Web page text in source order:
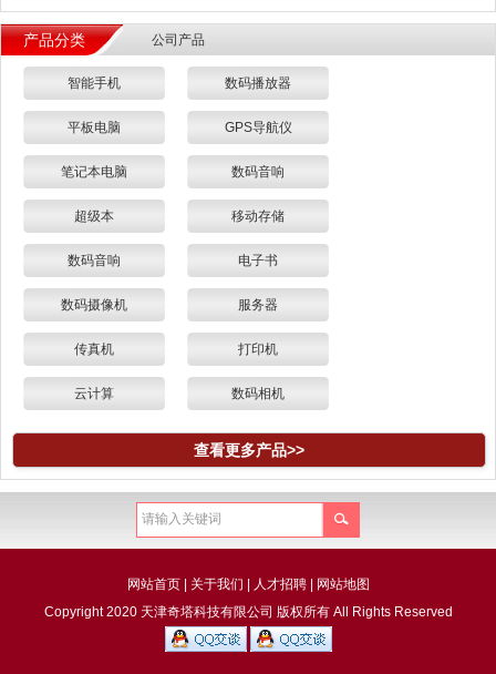
产品分类 公司产品
智能手机 数码播放器
平板电脑 GPS导航仪
笔记本电脑 数码音响
超级本 移动存储
数码音响 电子书
数码摄像机 服务器
传真机 打印机
云计算 数码相机
查看更多产品>>
网站首页| 关于我们 人才招聘|
网站地图
Copyright 2020 天津奇塔科技有限公司 版权所有 All Rights Reserved